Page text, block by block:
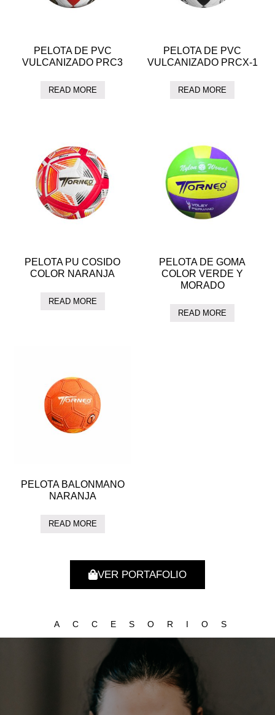
PELOTA DE PVC
VULCANIZADO PRC3
READ MORE
PELOTA DE PVC
VULCANIZADO PRCX-1
READ MORE
PELOTA PU COSIDO
COLOR NARANJA
READ MORE
PELOTA DE GOMA
COLOR VERDE Y
MORADO
READ MORE
PELOTA BALONMANO
NARANJA
READ MORE
VER PORTAFOLIO
ACCESORIOS